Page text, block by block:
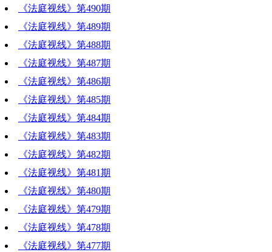
《法庭视线》第490期
《法庭视线》第489期
《法庭视线》第488期
《法庭视线》第487期
《法庭视线》第486期
《法庭视线》第485期
《法庭视线》第484期
《法庭视线》第483期
《法庭视线》第482期
《法庭视线》第481期
《法庭视线》第480期
《法庭视线》第479期
《法庭视线》第478期
《法庭视线》第477期